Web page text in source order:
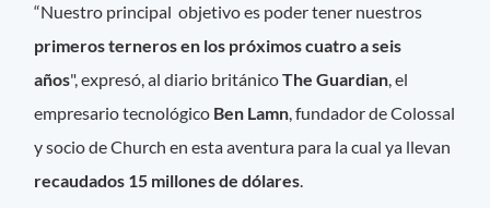
“Nuestro principal objetivo es poder tener nuestros
primeros terneros en los próximos cuatro a seis
años", expresó, al diario británicoThe Guardian, el
empresario tecnológico Ben Lamn, fundador de Colossal
y socio de Church en esta aventura para la cual ya llevan
recaudados 15 millones de dólares.